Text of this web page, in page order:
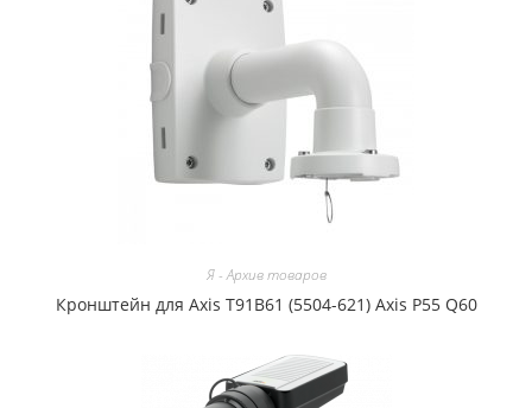
Я - Архив товаров
Кронштейн для Axis T91B61 (5504-621) Axis P55 Q60